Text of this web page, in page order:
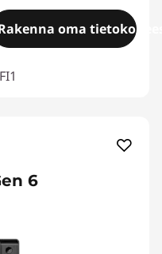
oma
6